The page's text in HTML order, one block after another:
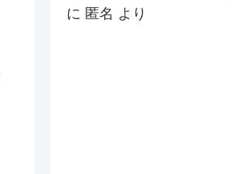
に 匿名 より